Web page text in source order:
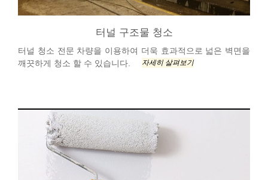
터널 구조물 청소
터널 청소 전문 차량을 이용하여 더욱 효과적으로 넓은 벽면을
깨끗하게 청소 할 수 있습니다.
자세히 살펴보기